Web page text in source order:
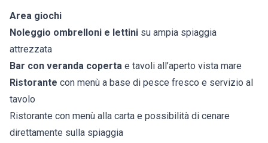
Area giochi
Noleggio ombrelloni e lettini su ampia spiaggia
attrezzata
Bar con veranda coperta e tavoli all’aperto vista mare
Ristorante con menù a base di pesce fresco e servizio al
tavolo
Ristorante con menù alla carta e possibilità di cenare
direttamente sulla spiaggia